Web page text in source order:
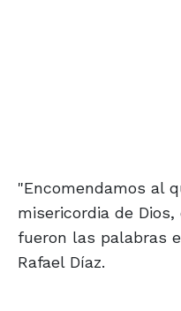
"Encomendamos al
misericordia de
fueron las palabras
Rafael Díaz.